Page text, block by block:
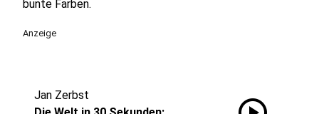
bunte Farben.
Anzeige
Jan Zerbst